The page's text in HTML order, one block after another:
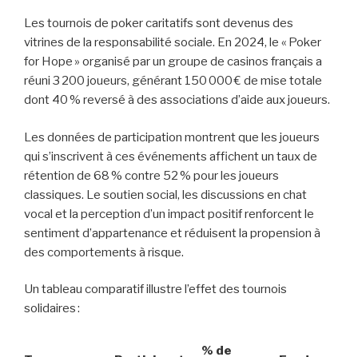
Les tournois de poker caritatifs sont devenus des
vitrines de la responsabilité sociale. En 2024, le « Poker
for Hope » organisé par un groupe de casinos français a
réuni 3 200 joueurs, générant 150 000 € de mise totale
dont 40 % reversé à des associations d’aide aux joueurs.
Les données de participation montrent que les joueurs
qui s’inscrivent à ces événements affichent un taux de
rétention de 68 % contre 52 % pour les joueurs
classiques. Le soutien social, les discussions en chat
vocal et la perception d’un impact positif renforcent le
sentiment d’appartenance et réduisent la propension à
des comportements à risque.
Un tableau comparatif illustre l’effet des tournois
solidaires :
% de